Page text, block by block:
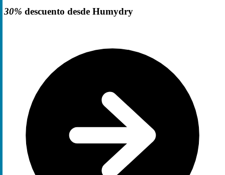
30% descuento desde Humydry